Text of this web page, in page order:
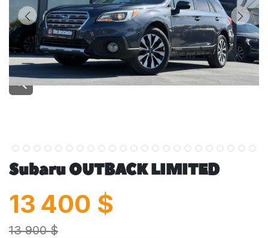
Subaru OUTBACK LIMITED
13 400 $
13 900 $